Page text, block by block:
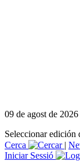
09 de agost de 2026
Seleccionar edición
Cerca
|
Iniciar Sessió